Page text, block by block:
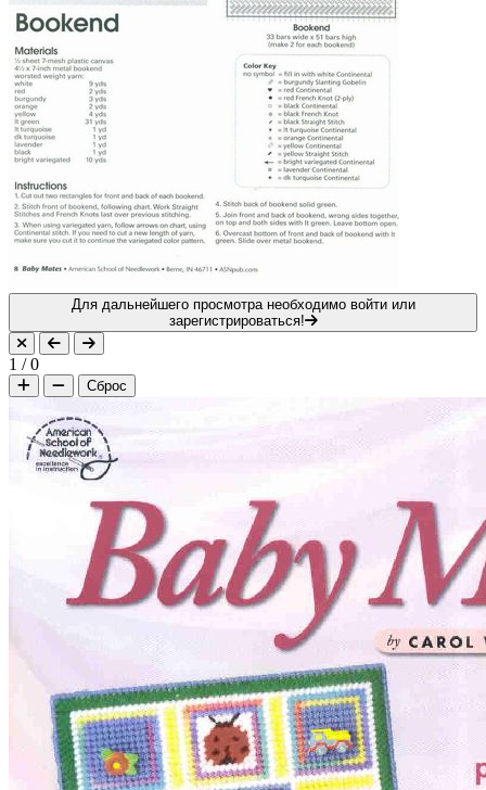
Для дальнейшего просмотра необходимо войти или
зарегистрироваться!
1 /0
Сброс